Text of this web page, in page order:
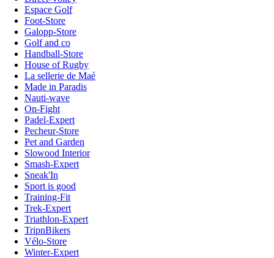
Espace Golf
Foot-Store
Galopp-Store
Golf and co
Handball-Store
House of Rugby
La sellerie de Maé
Made in Paradis
Nauti-wave
On-Fight
Padel-Expert
Pecheur-Store
Pet and Garden
Slowood Interior
Smash-Expert
Sneak'In
Sport is good
Training-Fit
Trek-Expert
Triathlon-Expert
TripnBikers
Vélo-Store
Winter-Expert